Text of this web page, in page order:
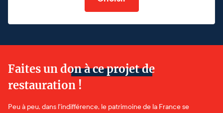
Faites un don à ce projet de
restauration !
Peu à peu, dans l'indifférence, le patrimoine de la France se